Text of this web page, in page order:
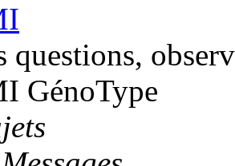
questions,
GénoType